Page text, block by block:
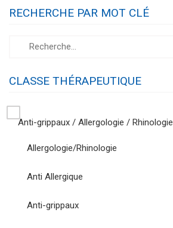
RECHERCHE PAR MOT CLÉ
CLASSE THÉRAPEUTIQUE
Anti-grippaux / Allergologie / Rhinologie
Allergologie/Rhinologie
Anti Allergique
Anti-grippaux